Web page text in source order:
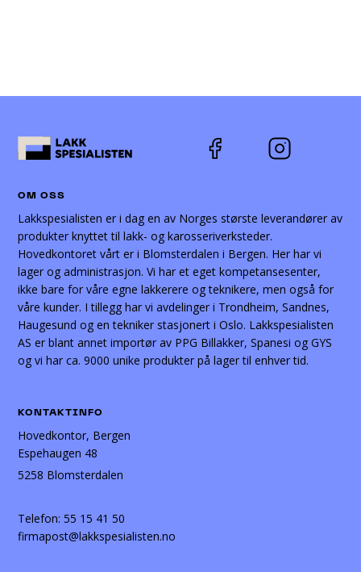
OM OSS
Lakkspesialisten er i dag en av Norges største leverandører av
produkter knyttet til lakk- og karosseriverksteder.
Hovedkontoret vårt er i Blomsterdalen i Bergen. Her har vi
lager og administrasjon. Vi har et eget kompetansesenter,
ikke bare for våre egne lakkerere og teknikere, men også for
våre kunder. I tillegg har vi avdelinger i Trondheim, Sandnes,
Haugesund og en tekniker stasjonert i Oslo. Lakkspesialisten
AS er blant annet importør av PPG Billakker, Spanesi og GYS
og vi har ca. 9000 unike produkter på lager til enhver tid.
KONTAKTINFO
Hovedkontor, Bergen
Espehaugen 48
5258 Blomsterdalen
Telefon:55 15 41 50
firmapost@lakkspesialisten.no